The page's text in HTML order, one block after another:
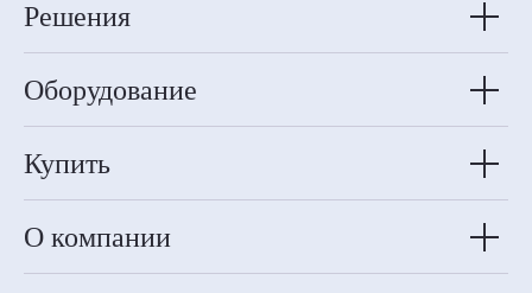
Решения
Оборудование
Купить
О компании